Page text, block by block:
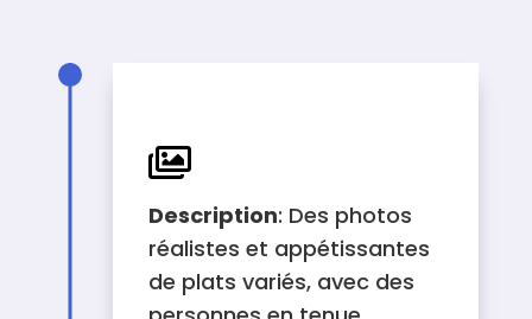

Description: Des photos
réalistes et appétissantes
de plats variés, avec des